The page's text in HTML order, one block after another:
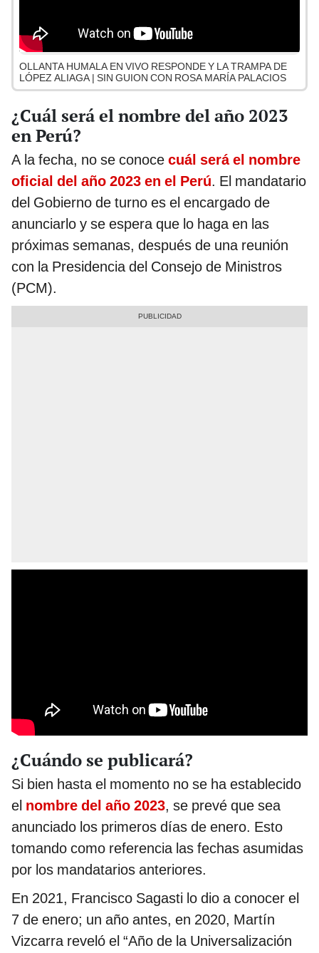
OLLANTA HUMALA EN VIVO RESPONDE Y LA TRAMPA DE
LÓPEZ ALIAGA | SIN GUION CON ROSA MARÍA PALACIOS
¿Cuál será el nombre del año 2023
en Perú?
A la fecha, no se conoce cuál será el nombre
oficial del año 2023 en el Perú. El mandatario
del Gobierno de turno es el encargado de
anunciarlo y se espera que lo haga en las
próximas semanas, después de una reunión
con la Presidencia del Consejo de Ministros
(PCM).
¿Cuándo se publicará?
Si bien hasta el momento no se ha establecido
el nombre del año 2023, se prevé que sea
anunciado los primeros días de enero. Esto
tomando como referencia las fechas asumidas
por los mandatarios anteriores.
En 2021, Francisco Sagasti lo dio a conocer el
7 de enero; un año antes, en 2020, Martín
Vizcarra reveló el “Año de la Universalización